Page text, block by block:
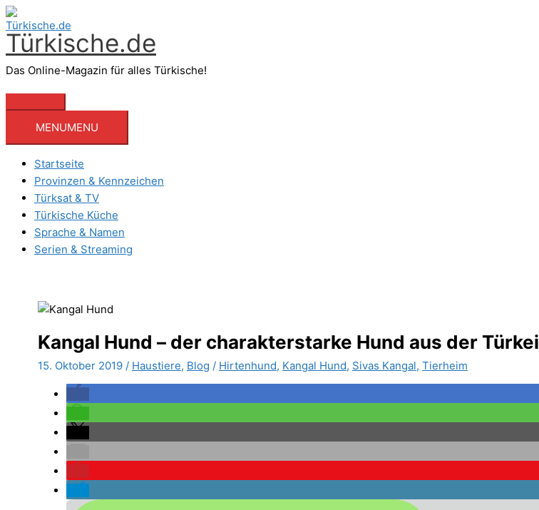
Zum
Inhalt
springen
Türkische.de
Das Online-Magazin für alles Türkische!
Hauptmenü
MENUMENU
Startseite
Provinzen & Kennzeichen
Türksat & TV
Türkische Küche
Sprache & Namen
Serien & Streaming
Kangal Hund – der charakterstarke Hund aus der Türkei
15. Oktober 2019 / Haustiere, Blog / Hirtenhund, Kangal Hund, Sivas Kangal, Tierheim